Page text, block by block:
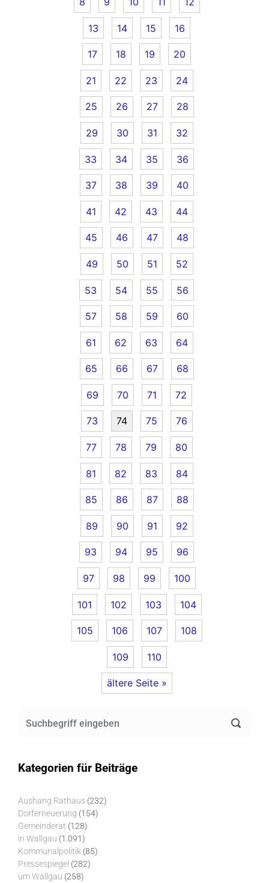
13 14 15 16
17 18 19 20
21 22 23 24
25 26 27 28
29 30 31 32
33 34 35 36
37 38 39 40
41 42 43 44
45 46 47 48
49 50 51 52
53 54 55 56
57 58 59 60
61 62 63 64
65 66 67 68
69 70 71 72
73 74 75 76
77 78 79 80
81 82 83 84
85 86 87 88
89 90 91 92
93 94 95 96
97 98 99 100
101 102 103 104
105 106 107 108
109 110
ältere Seite »
Kategorien für Beiträge
Aushang Rathaus (232)
Dorferneuerung (154)
Gemeinderat (128)
in Wallgau (1.091)
Kommunalpolitik (85)
Pressespiegel (282)
um Wallgau (258)